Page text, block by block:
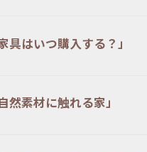
具はいつ購入する？」
然素材に触れる家」